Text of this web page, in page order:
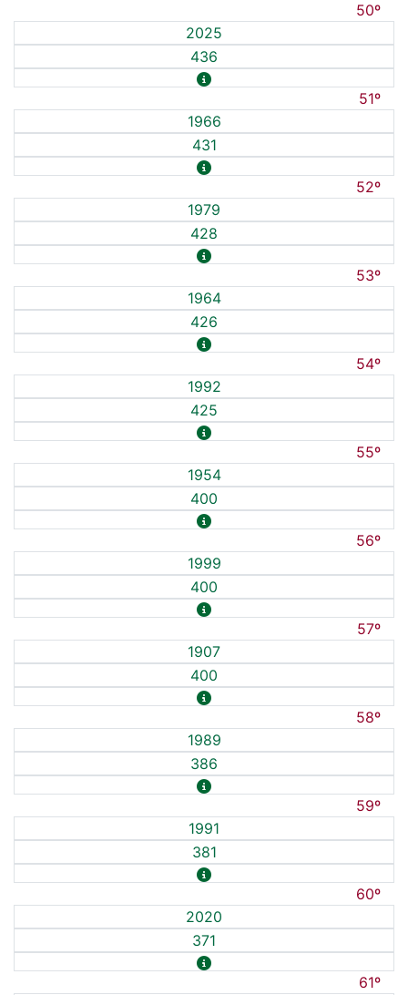
50º
2025
436
51º
1966
431
52º
1979
428
53º
1964
426
54º
1992
425
55º
1954
400
56º
1999
400
57º
1907
400
58º
1989
386
59º
1991
381
60º
2020
371
61º